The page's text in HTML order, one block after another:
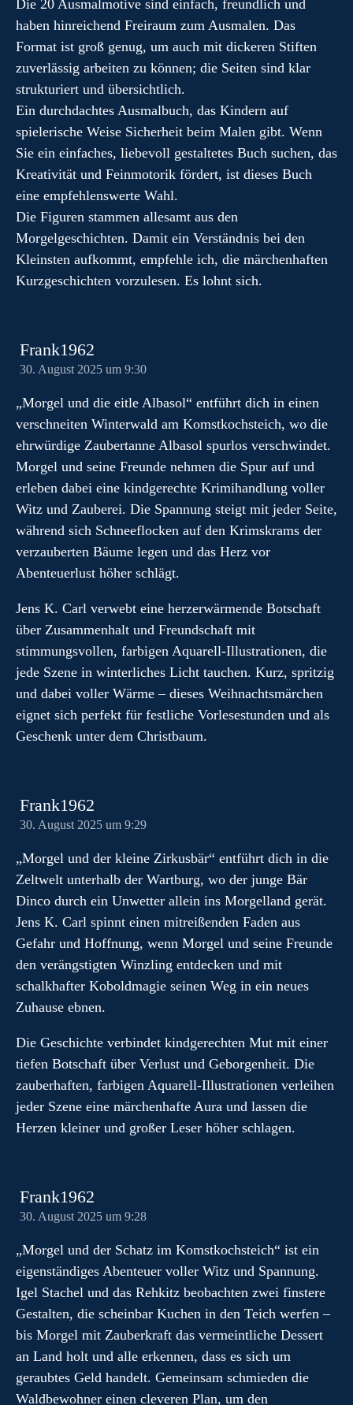
Die 20 Ausmalmotive sind einfach, freundlich und
haben hinreichend Freiraum zum Ausmalen. Das
Format ist groß genug, um auch mit dickeren Stiften
zuverlässig arbeiten zu können; die Seiten sind klar
strukturiert und übersichtlich.
Ein durchdachtes Ausmalbuch, das Kindern auf
spielerische Weise Sicherheit beim Malen gibt. Wenn
Sie ein einfaches, liebevoll gestaltetes Buch suchen, das
Kreativität und Feinmotorik fördert, ist dieses Buch
eine empfehlenswerte Wahl.
Die Figuren stammen allesamt aus den
Morgelgeschichten. Damit ein Verständnis bei den
Kleinsten aufkommt, empfehle ich, die märchenhaften
Kurzgeschichten vorzulesen. Es lohnt sich.
Frank1962
30. August 2025 um 9:30
„Morgel und die eitle Albasol“ entführt dich in einen
verschneiten Winterwald am Komstkochsteich, wo die
ehrwürdige Zaubertanne Albasol spurlos verschwindet.
Morgel und seine Freunde nehmen die Spur auf und
erleben dabei eine kindgerechte Krimihandlung voller
Witz und Zauberei. Die Spannung steigt mit jeder Seite,
während sich Schneeflocken auf den Krimskrams der
verzauberten Bäume legen und das Herz vor
Abenteuerlust höher schlägt.
Jens K. Carl verwebt eine herzerwärmende Botschaft
über Zusammenhalt und Freundschaft mit
stimmungsvollen, farbigen Aquarell-Illustrationen, die
jede Szene in winterliches Licht tauchen. Kurz, spritzig
und dabei voller Wärme – dieses Weihnachtsmärchen
eignet sich perfekt für festliche Vorlesestunden und als
Geschenk unter dem Christbaum.
Frank1962
30. August 2025 um 9:29
„Morgel und der kleine Zirkusbär“ entführt dich in die
Zeltwelt unterhalb der Wartburg, wo der junge Bär
Dinco durch ein Unwetter allein ins Morgelland gerät.
Jens K. Carl spinnt einen mitreißenden Faden aus
Gefahr und Hoffnung, wenn Morgel und seine Freunde
den verängstigten Winzling entdecken und mit
schalkhafter Koboldmagie seinen Weg in ein neues
Zuhause ebnen.
Die Geschichte verbindet kindgerechten Mut mit einer
tiefen Botschaft über Verlust und Geborgenheit. Die
zauberhaften, farbigen Aquarell-Illustrationen verleihen
jeder Szene eine märchenhafte Aura und lassen die
Herzen kleiner und großer Leser höher schlagen.
Frank1962
30. August 2025 um 9:28
„Morgel und der Schatz im Komstkochsteich“ ist ein
eigenständiges Abenteuer voller Witz und Spannung.
Igel Stachel und das Rehkitz beobachten zwei finstere
Gestalten, die scheinbar Kuchen in den Teich werfen –
bis Morgel mit Zauberkraft das vermeintliche Dessert
an Land holt und alle erkennen, dass es sich um
geraubtes Geld handelt. Gemeinsam schmieden die
Waldbewohner einen cleveren Plan, um den